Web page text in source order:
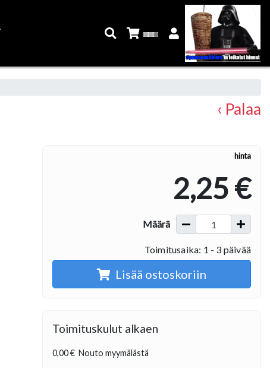
‹ Palaa
hinta
2,25 €
Määrä
Toimitusaika: 1 - 3 päivää
Lisää ostoskoriin
Toimituskulut alkaen
0,00 € Nouto myymälästä